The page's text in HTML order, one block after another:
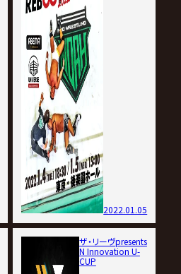
2022.01.05
ザ・リーヴpresents
N Innovation U-
CUP